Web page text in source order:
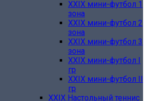
XXIX мини-футбол 1
зона
XXIX мини-футбол 2
зона
XXIX мини-футбол 3
зона
XXIX мини-футбол I
гр
XXIX мини-футбол II
гр
XXIX Настольный теннис